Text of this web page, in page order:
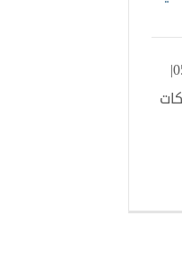
شركة تنظيف في الهيلي العين |0555131203|